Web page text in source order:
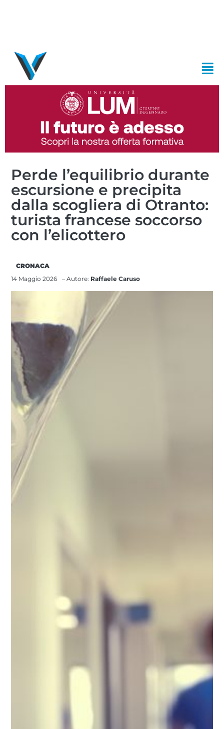
Perde l’equilibrio durante
escursione e precipita
dalla scogliera di Otranto:
turista francese soccorso
con l’elicottero
CRONACA
14 Maggio 2026
– Autore: Raffaele Caruso